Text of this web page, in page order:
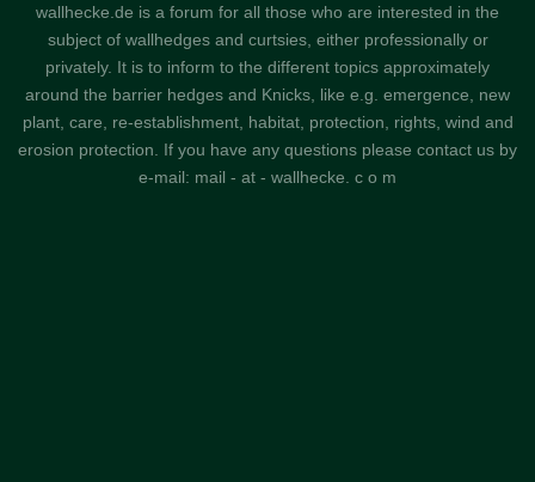
wallhecke.de is a forum for all those who are interested in the
subject of wallhedges and curtsies, either professionally or
privately. It is to inform to the different topics approximately
around the barrier hedges and Knicks, like e.g. emergence, new
plant, care, re-establishment, habitat, protection, rights, wind and
erosion protection. If you have any questions please contact us by
e-mail: mail - at - wallhecke. c o m